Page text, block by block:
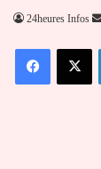
24heures Infos
FacebookX